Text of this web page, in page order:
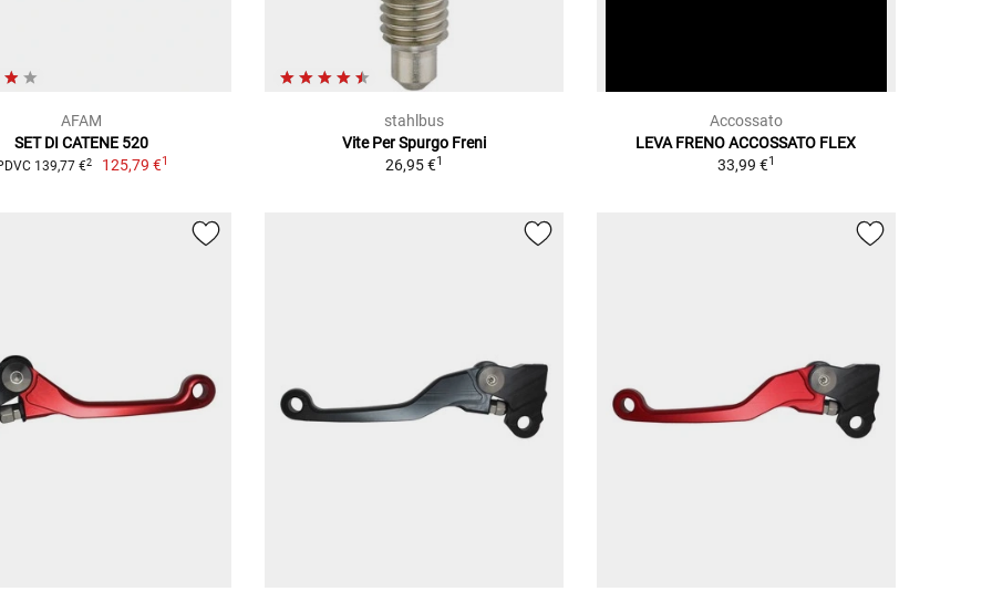
AFAM
SET DI CATENE 520
139,77 €2 125,79 €1
stahlbus
Vite Per Spurgo Freni
26,95 €1
Accossato
LEVA FRENO ACCOSSATO FLEX
33,99 €1